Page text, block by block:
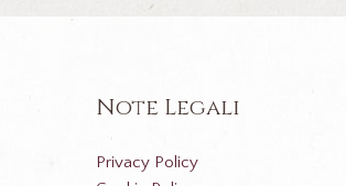
Note Legali
Privacy Policy